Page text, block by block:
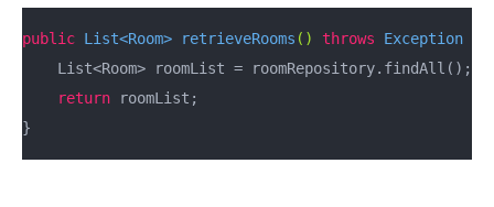
public List<Room> retrieveRooms () throws Exception
    List<Room> roomList = roomRepository.findAll();
return roomList;
}